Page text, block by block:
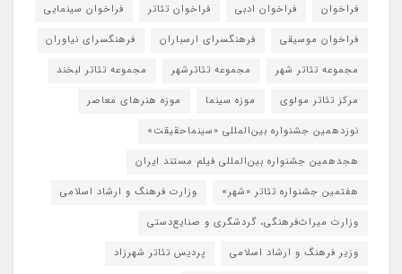
فراخوان
فراخوان ادبی فراخوان تئاتر
فراخوان سینمایی
فراخوان موسیقی
فرهنگسرای ارسباران
فرهنگسرای نیاوران
مجموعه تئاتر شهر
مجموعه تئاترشهر
مجموعه تئاتر لبخند
مرکز تئاتر مولوی
موزه سینما
موزه هنرهای معاصر
نوزدهمین جشنواره بین‌المللی «سینماحقیقت»
هجدهمین جشنواره بین‌المللی فیلم مستند ایران
هفتمین جشنواره تئاتر «شهر»
وزارت فرهنگ و ارشاد اسلامی
وزارت میراث‌فرهنگی، گردشگری و صنایع‌دستی
وزیر فرهنگ و ارشاد اسلامی
پردیس تئاتر شهرزاد